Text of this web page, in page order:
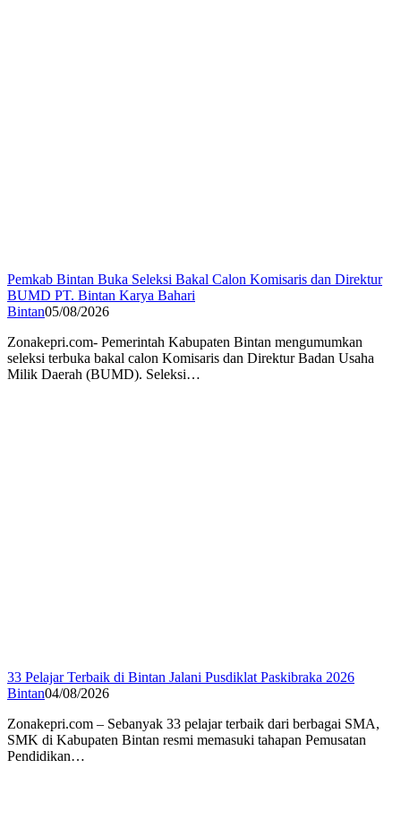
Pemkab Bintan Buka Seleksi Bakal Calon Komisaris dan Direktur
BUMD PT. Bintan Karya Bahari
Bintan05/08/2026
Zonakepri.com- Pemerintah Kabupaten Bintan mengumumkan
seleksi terbuka bakal calon Komisaris dan Direktur Badan Usaha
Milik Daerah (BUMD). Seleksi…
33 Pelajar Terbaik di Bintan Jalani Pusdiklat Paskibraka 2026
Bintan04/08/2026
Zonakepri.com – Sebanyak 33 pelajar terbaik dari berbagai SMA,
SMK di Kabupaten Bintan resmi memasuki tahapan Pemusatan
Pendidikan…